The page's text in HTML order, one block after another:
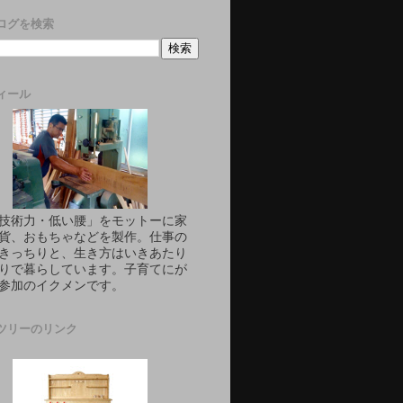
グを検索
ール
術力・低い腰」をモットーに家
、おもちゃなどを製作。仕事の
っちりと、生き方はいきあたり
で暮らしています。子育てにが
加のイクメンです。
リーのリンク